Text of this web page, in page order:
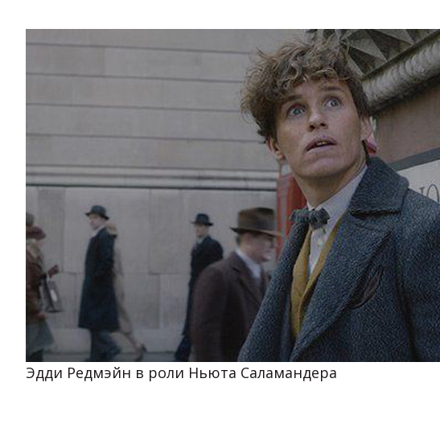
Эдди Редмэйн в роли Ньюта Саламандера